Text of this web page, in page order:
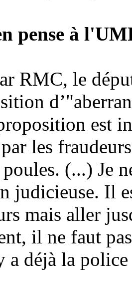
pense à
RMC, le
est
les
(...) Je
judicieuse. Il
mais aller
il ne faut
déjà la police